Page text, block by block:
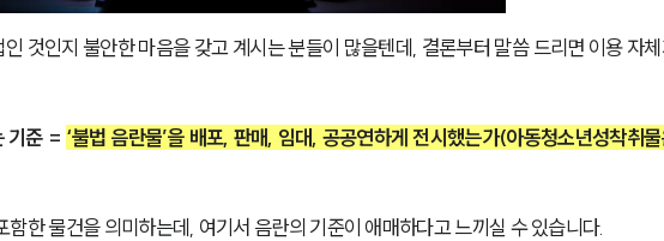
것인지 불안한 마음을 갖고 계시는 분들이 많을텐데, 결론부터 말씀 드리면 이용 자
기준 = ‘불법 음란물’을 배포, 판매, 임대, 공공연하게 전시했는가(아동청소년성착취
한 물건을 의미하는데, 여기서 음란의 기준이 애매하다고 느끼실 수 있습니다.